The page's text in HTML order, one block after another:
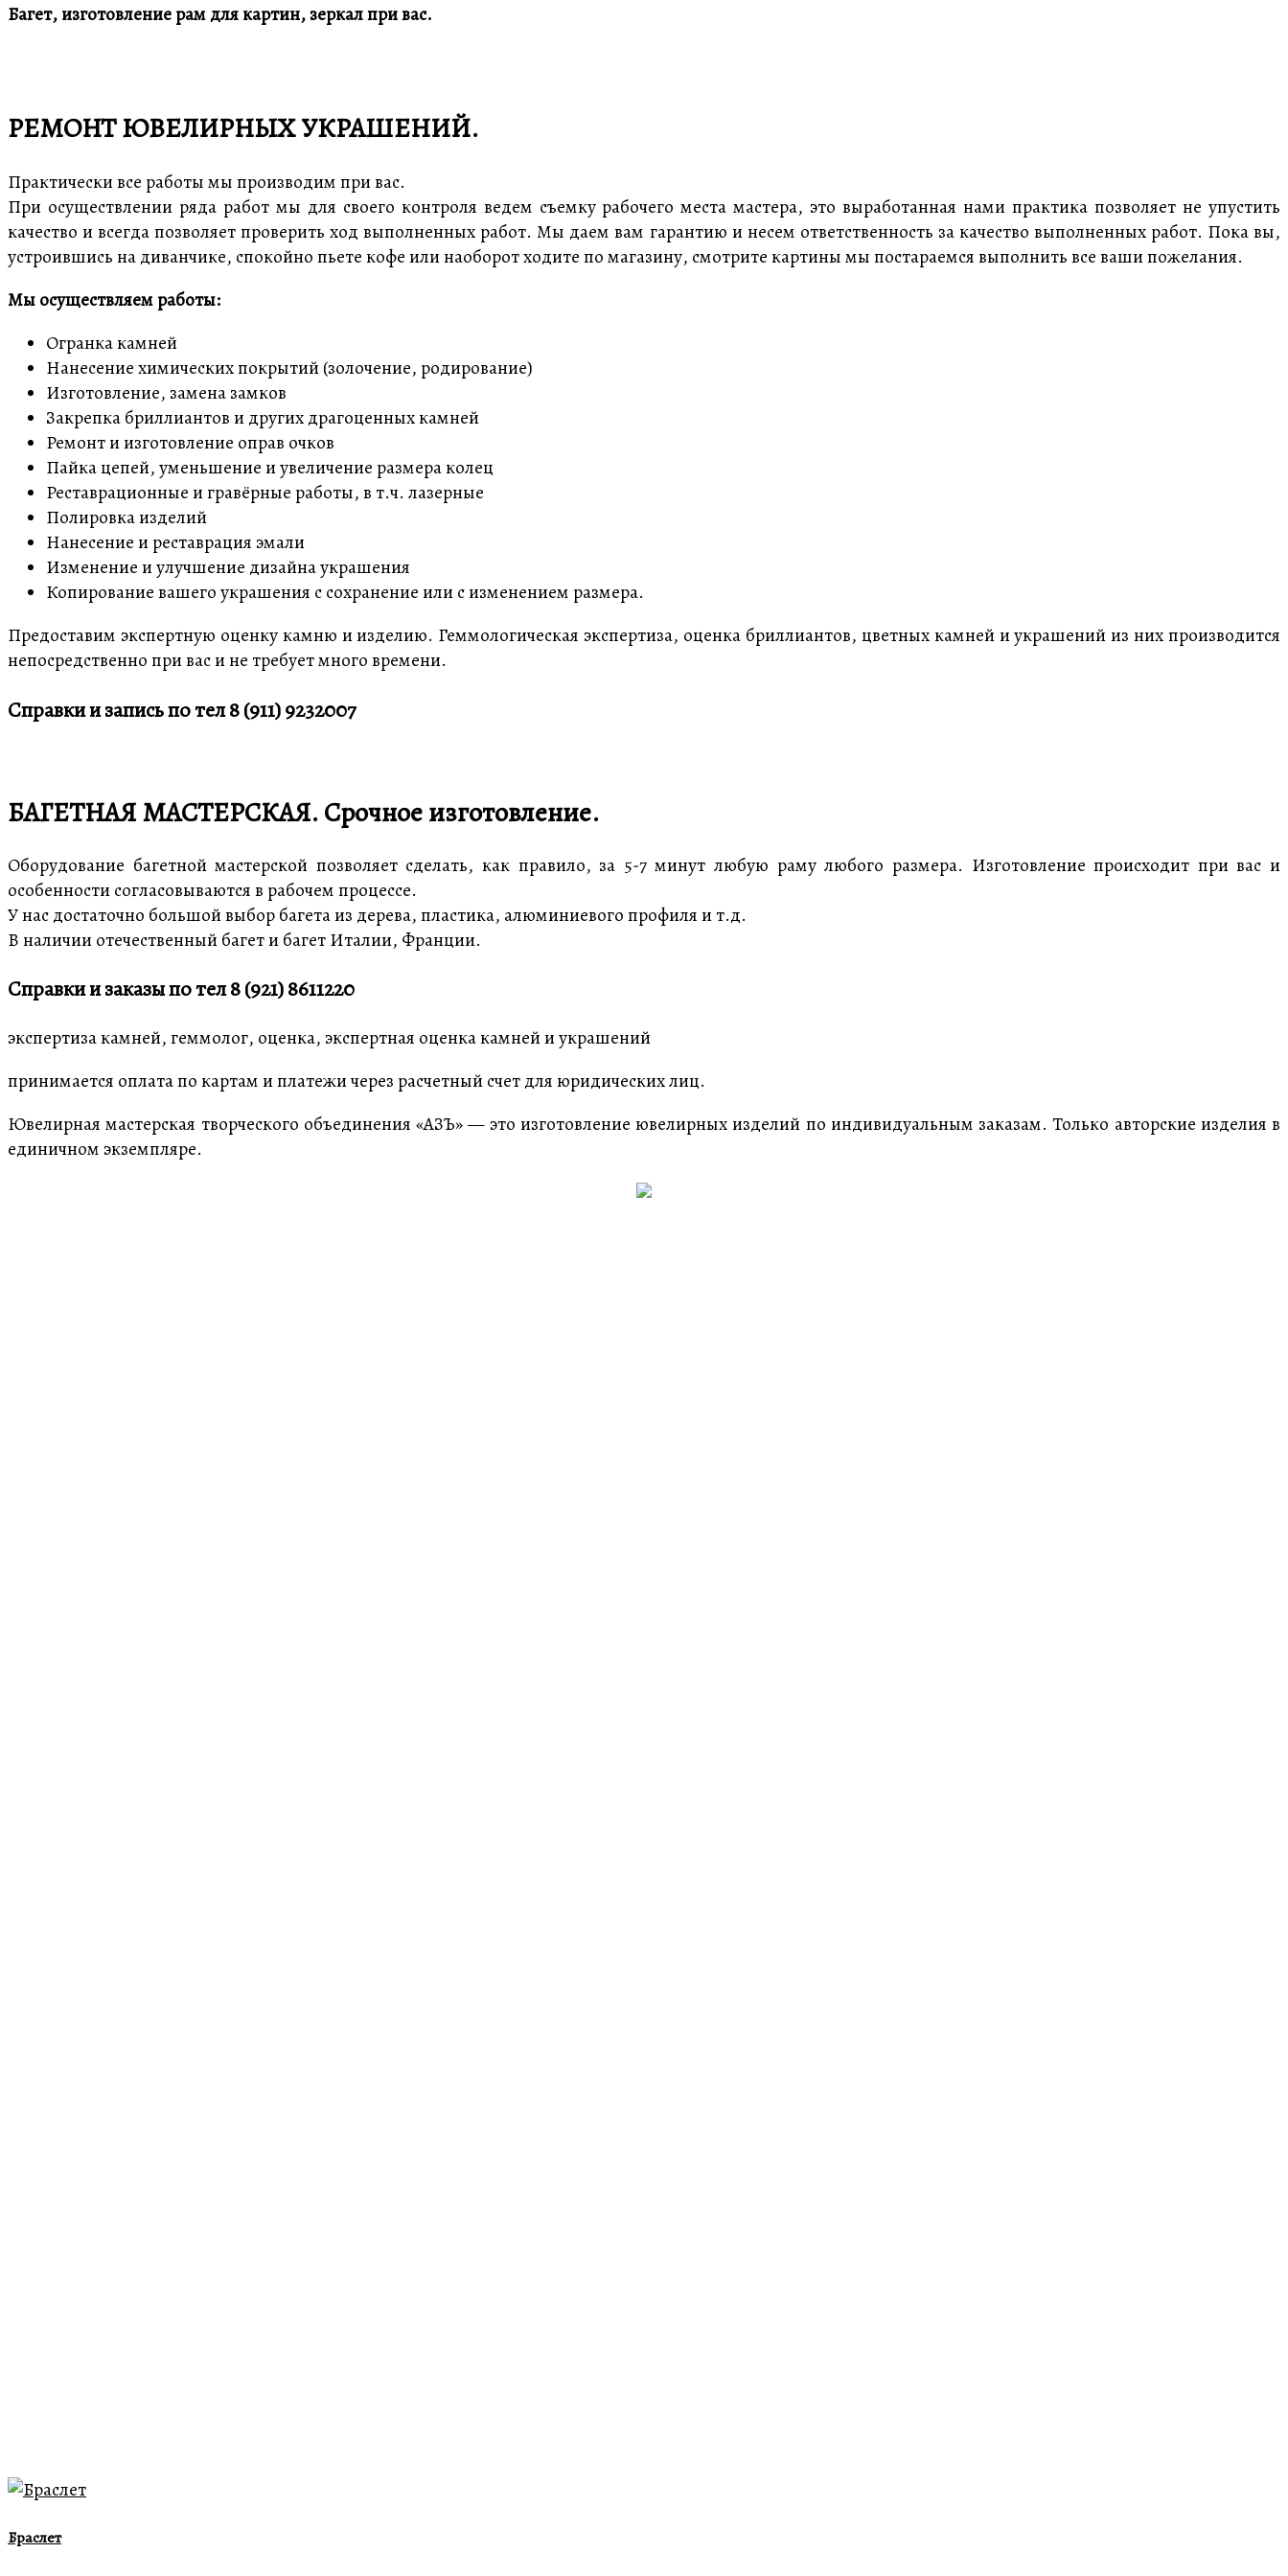
Багет, изготовление рам для картин, зеркал при вас.
РЕМОНТ ЮВЕЛИРНЫХ УКРАШЕНИЙ.
Практически все работы мы производим при вас.
При осуществлении ряда работ мы для своего контроля ведем съемку рабочего места мастера, это выработанная нами практика позволяет не упустить
качество и всегда позволяет проверить ход выполненных работ. Мы даем вам гарантию и несем ответственность за качество выполненных работ. Пока вы,
устроившись на диванчике, спокойно пьете кофе или наоборот ходите по магазину, смотрите картины мы постараемся выполнить все ваши пожелания.
Мы осуществляем работы:
Огранка камней
Нанесение химических покрытий (золочение, родирование)
Изготовление, замена замков
Закрепка бриллиантов и других драгоценных камней
Ремонт и изготовление оправ очков
Пайка цепей, уменьшение и увеличение размера колец
Реставрационные и гравёрные работы, в т.ч. лазерные
Полировка изделий
Нанесение и реставрация эмали
Изменение и улучшение дизайна украшения
Копирование вашего украшения с сохранение или с изменением размера.
Предоставим экспертную оценку камню и изделию. Геммологическая экспертиза, оценка бриллиантов, цветных камней и украшений из них производится
непосредственно при вас и не требует много времени.
Справки и запись по тел 8 (911) 9232007
БАГЕТНАЯ МАСТЕРСКАЯ. Cрочное изготовление.
Оборудование багетной мастерской позволяет сделать, как правило, за 5-7 минут любую раму любого размера. Изготовление происходит при вас и
особенности согласовываются в рабочем процессе.
У нас достаточно большой выбор багета из дерева, пластика, алюминиевого профиля и т.д.
В наличии отечественный багет и багет Италии, Франции.
Справки и заказы по тел 8 (921) 8611220
экспертиза камней, геммолог, оценка, экспертная оценка камней и украшений
принимается оплата по картам и платежи через расчетный счет для юридических лиц.
Ювелирная мастерская творческого объединения «АЗЪ» — это изготовление ювелирных изделий по индивидуальным заказам. Только авторские изделия в
единичном экземпляре.
Браслет